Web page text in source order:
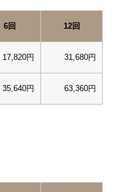
6回 12回
17,820円 31,680円
35,640円 63,360円